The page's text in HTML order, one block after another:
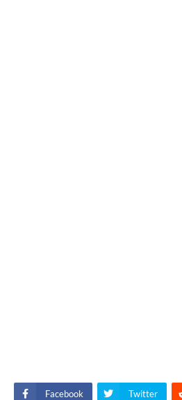
Facebook Twitter